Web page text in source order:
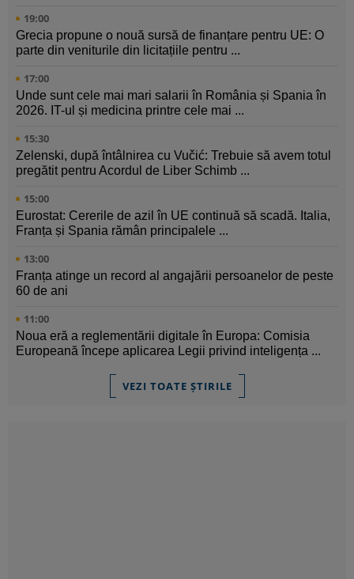
19:00
Grecia propune o nouă sursă de finanțare pentru UE: O
parte din veniturile din licitațiile pentru ...
17:00
Unde sunt cele mai mari salarii în România și Spania în
2026. IT-ul și medicina printre cele mai ...
15:30
Zelenski, după întâlnirea cu Vučić: Trebuie să avem totul
pregătit pentru Acordul de Liber Schimb ...
15:00
Eurostat: Cererile de azil în UE continuă să scadă. Italia,
Franța și Spania rămân principalele ...
13:00
Franța atinge un record al angajării persoanelor de peste
60 de ani
11:00
Noua eră a reglementării digitale în Europa: Comisia
Europeană începe aplicarea Legii privind inteligența ...
VEZI TOATE ȘTIRILE